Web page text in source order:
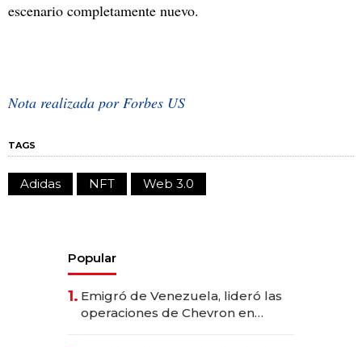
escenario completamente nuevo.
Nota realizada por Forbes US
TAGS
Adidas NFT Web 3.0
Popular
1. Emigró de Venezuela, lideró las
operaciones de Chevron en